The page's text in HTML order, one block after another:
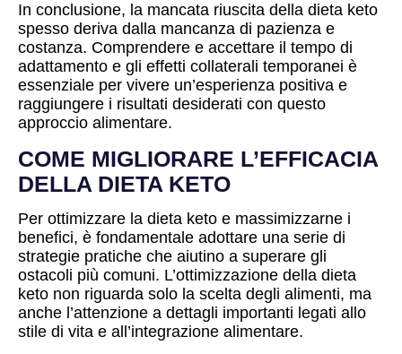
In conclusione, la mancata riuscita della dieta keto
spesso deriva dalla mancanza di pazienza e
costanza. Comprendere e accettare il tempo di
adattamento e gli effetti collaterali temporanei è
essenziale per vivere un’esperienza positiva e
raggiungere i risultati desiderati con questo
approccio alimentare.
COME MIGLIORARE L’EFFICACIA
DELLA DIETA KETO
Per ottimizzare la dieta keto e massimizzarne i
benefici, è fondamentale adottare una serie di
strategie pratiche che aiutino a superare gli
ostacoli più comuni. L’ottimizzazione della dieta
keto non riguarda solo la scelta degli alimenti, ma
anche l’attenzione a dettagli importanti legati allo
stile di vita e all’integrazione alimentare.